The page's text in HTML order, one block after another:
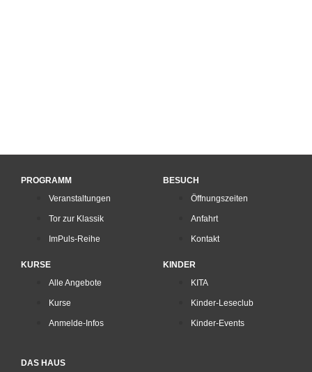
PROGRAMM
Veranstaltungen
Tor zur Klassik
ImPuls-Reihe
KURSE
Alle Angebote
Kurse
Anmelde-Infos
BESUCH
Öffnungszeiten
Anfahrt
Kontakt
KINDER
KITA
Kinder-Leseclub
Kinder-Events
DAS HAUS